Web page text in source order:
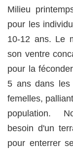
Milieu
pour les
10-12 ans. Le
son ventre
pour la
5 ans dans les
femelles,
population.
besoin d'un
pour enterrer